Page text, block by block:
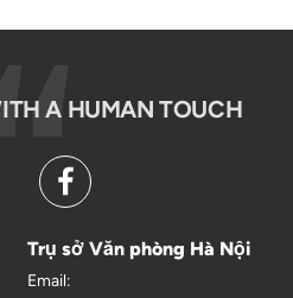
A HUMAN TOUCH
Trụ sở Văn phòng Hà Nội
Email: